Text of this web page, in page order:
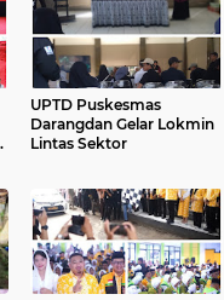
UPTD Puskesmas
Darangdan Gelar Lokmin
Lintas Sektor